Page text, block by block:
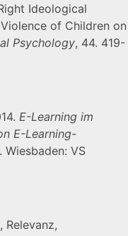
Ideological
of Children on
Psychology, 44. 419-
E-Learning im
E-Learning-
. Wiesbaden: VS
Relevanz,